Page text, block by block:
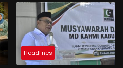
Headlines